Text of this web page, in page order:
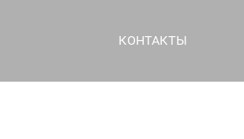
КОНТАКТЫ